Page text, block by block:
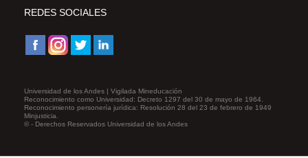
REDES SOCIALES
Universidad de los Andes | Vigilada Mineducación
Reconocimiento como Universidad: Decreto 1297 del 30 de mayo de 1964.
Reconocimiento personería jurídica: Resolución 28 del 23 de febrero de 1949
Minjusticia.
© - Derechos Reservados Universidad de los Andes